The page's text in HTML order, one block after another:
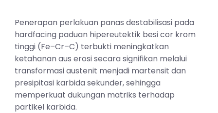
Penerapan perlakuan panas destabilisasi pada
hardfacing paduan hipereutektik besi cor krom
tinggi (Fe–Cr–C) terbukti meningkatkan
ketahanan aus erosi secara signifikan melalui
transformasi austenit menjadi martensit dan
presipitasi karbida sekunder, sehingga
memperkuat dukungan matriks terhadap
partikel karbida.